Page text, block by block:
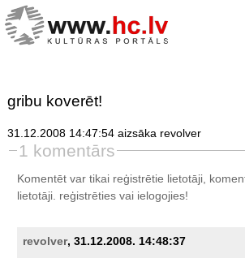
gribu koverēt!
31.12.2008 14:47:54 aizsāka revolver
1 komentārs
Komentēt var tikai reģistrētie lietotāji,
lietotāji. reģistrētiesvai ielogojies!
revolver, 31.12.2008. 14:48:37